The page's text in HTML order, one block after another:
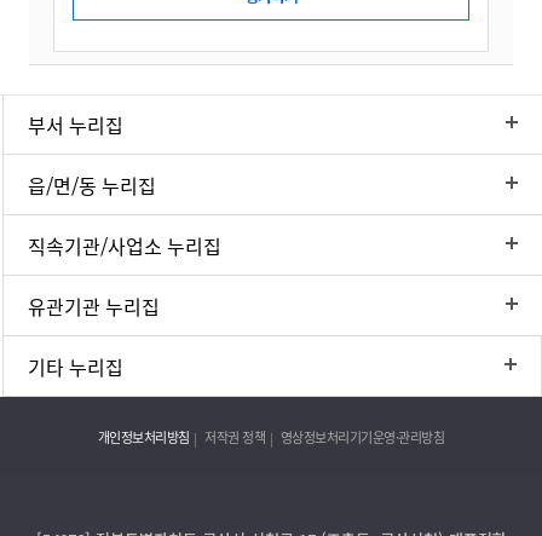
부서 누리집
읍/면/동 누리집
직속기관/사업소 누리집
유관기관 누리집
기타 누리집
개인정보처리방침 저작권 정책 영상정보처리기기운영·관리방침